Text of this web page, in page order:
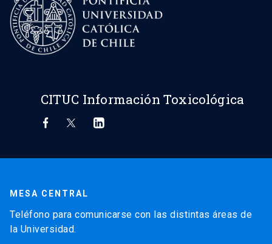
CITUC Información Toxicológica
MESA CENTRAL
Teléfono para comunicarse con las distintas áreas de
la Universidad.